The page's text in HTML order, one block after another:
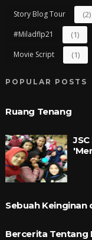
Story Blog Tour (2)
#miladflp21 (1)
Movie Script (1)
POPULAR POSTS
Ruang Tenang
Sebuah
Bercerita Tentang